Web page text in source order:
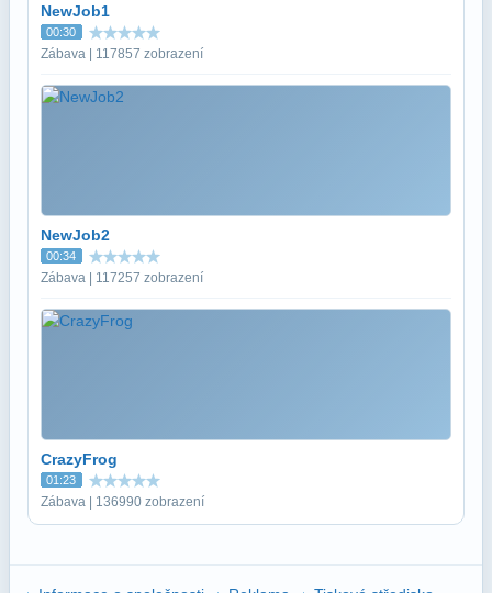
NewJob1
00:30
Zábava | 117857 zobrazení
NewJob2
00:34
Zábava | 117257 zobrazení
CrazyFrog
01:23
Zábava | 136990 zobrazení